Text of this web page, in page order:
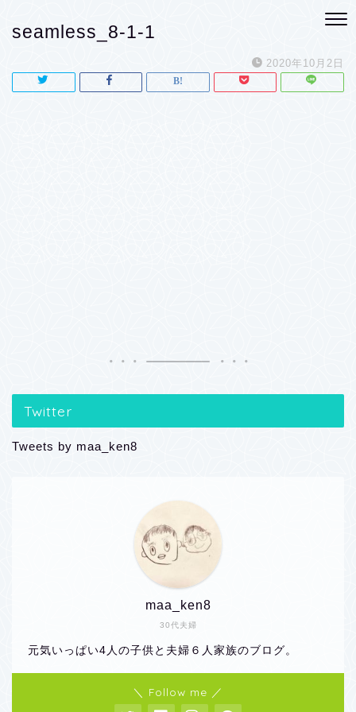
seamless_8-1-1
2020年10月2日
Twitter
Tweets by maa_ken8
30代夫婦
maa_ken8
元気いっぱい4人の子供と夫婦６人家族のブログ。
＼ Follow me ／